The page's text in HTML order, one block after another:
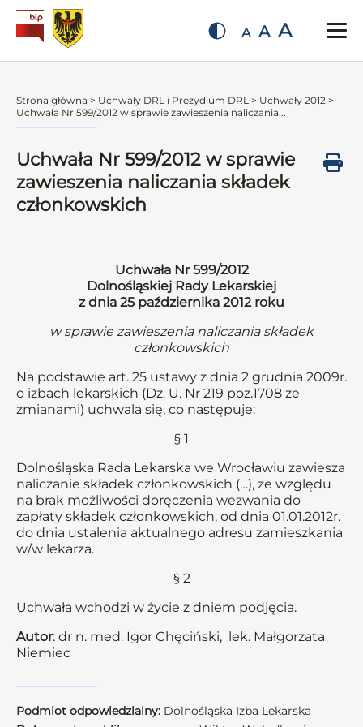
A A A
Strona główna > Uchwały DRL i Prezydium DRL > Uchwały 2012 >
Uchwała Nr 599/2012 w sprawie zawieszenia naliczania...
Uchwała Nr 599/2012 w sprawie
zawieszenia naliczania składek
członkowskich
Uchwała Nr 599/2012
Dolnośląskiej Rady Lekarskiej
z dnia 25 października 2012 roku
w sprawie zawieszenia naliczania składek
członkowskich
Na podstawie art. 25 ustawy z dnia 2 grudnia 2009r.
o izbach lekarskich (Dz. U. Nr 219 poz.1708 ze
zmianami) uchwala się, co następuje:
§ 1
Dolnośląska Rada Lekarska we Wrocławiu zawiesza
naliczanie składek członkowskich (…), ze względu
na brak możliwości doręczenia wezwania do
zapłaty składek członkowskich, od dnia 01.01.2012r.
do dnia ustalenia aktualnego adresu zamieszkania
w/w lekarza.
§ 2
Uchwała wchodzi w życie z dniem podjęcia.
Autor: dr n. med. Igor Chęciński, lek. Małgorzata
Niemiec
Podmiot odpowiedzialny: Dolnośląska Izba Lekarska